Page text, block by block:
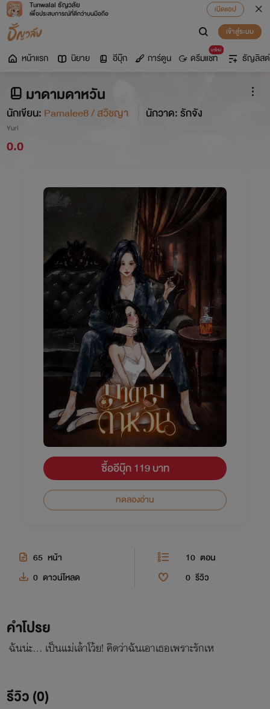
Tunwalai ธัญวลัย
เพื่อประสบการณ์ที่ดีกว่าบนมือถือ
เปิดแอป
เข้าสู่ระบบ
หน้าแรก นิยาย อีบุ๊ก การ์ตูน
มาใหม่
ดรีมแชท ธัญลิสต์
มาดามดาหวัน
นักเขียน: Pamalee8 / สวิชญา นักวาด: รักจัง
Yuri
0.0
ซื้ออีบุ๊ก 119 บาท
ทดลองอ่าน
65 หน้า 10 ตอน
0 ดาวน์โหลด 0 รีวิว
คำโปรย
ฉันน่ะ… เป็นแม่เล้าโว้ย! คิดว่าฉันเอาเธอเพราะรักเห
รีวิว (0)